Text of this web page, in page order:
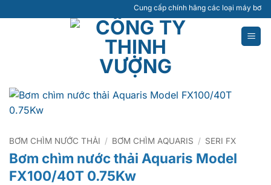
qua
Cung cấp chính hãng các loại máy bơm
BƠM CHÌM NƯỚC THẢI / BƠM CHÌM AQUARIS / SERI FX
Bơm chìm nước thải Aquaris Model
FX100/40T 0.75Kw